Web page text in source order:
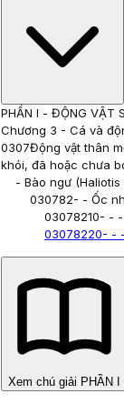
PHẦN I - ĐỘNG VẬT
Chương 3 - Cá và
0307Động vật thân
khói, đã hoặc chưa
- Bào ngư
030782- - Ốc
03078210- - -
03078220- -
Xem chú giải PHẦN I